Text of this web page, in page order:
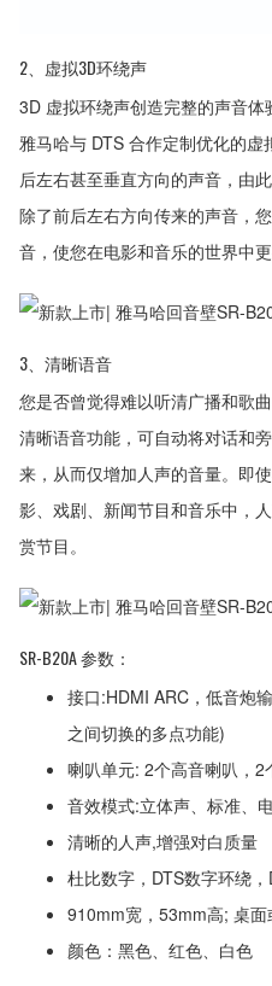
2、虚拟3D环绕声
3D 虚拟环绕声创造完整的声音体
雅马哈与 DTS 合作定制优化的
后左右甚至垂直方向的声音，由
除了前后左右方向传来的声音，
音，使您在电影和音乐的世界中更
3、清晰语音
您是否曾觉得难以听清广播和歌
清晰语音功能，可自动将对话和
来，从而仅增加人声的音量。即
影、戏剧、新闻节目和音乐中，
赏节目。
SR-B20A 参数：
接口:HDMI ARC，低音炮
之间切换的多点功能)
喇叭单元: 2个高音喇叭，
音效模式:立体声、标准、
清晰的人声,增强对白质量
杜比数字，DTS数字环绕
910mm宽，53mm高; 桌面
颜色：黑色、红色、白色